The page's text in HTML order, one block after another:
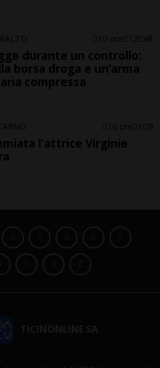
10 ore 12 48
durante un controllo:
borsa droga e un’arma
compressa
10 ore 1 9
l'attrice Virginie